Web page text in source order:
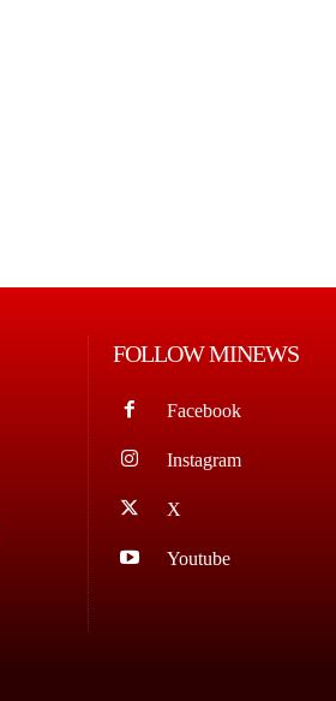
FOLLOW MINEWS
Facebook
Instagram
X
Youtube